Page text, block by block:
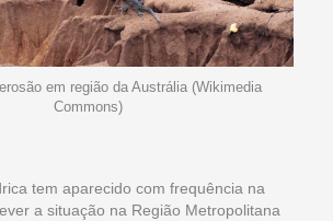
em região da Austrália (Wikimedia
Commons)
tem aparecido com frequência na
a situação na Região Metropolitana